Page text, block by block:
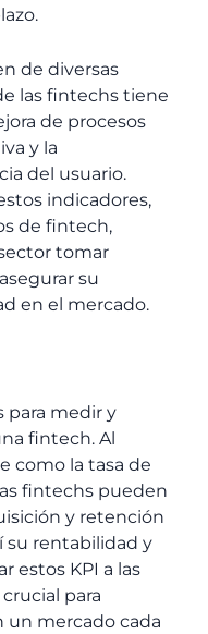
de diversas
las fintechs tiene
de procesos
y la
del usuario.
indicadores,
de fintech,
tomar
su
en el mercado.
para medir y
fintech. Al
como la tasa de
fintechs pueden
y retención
su rentabilidad y
estos KPI a las
para
mercado cada